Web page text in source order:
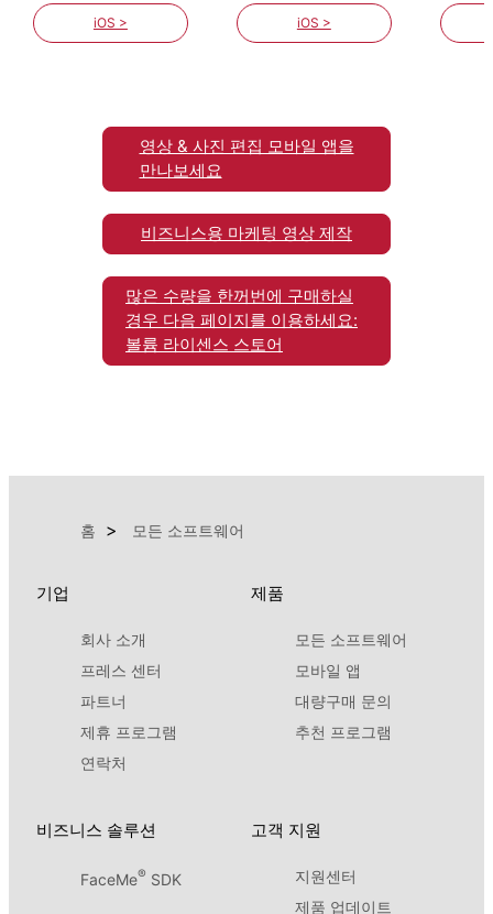
iOS > iOS >
영상 & 사진 편집 모바일 앱을
만나보세요
비즈니스용 마케팅 영상 제작
많은 수량을 한꺼번에 구매하실
경우 다음 페이지를 이용하세요:
볼륨 라이센스 스토어
홈 모든 소프트웨어
기업
회사 소개
프레스 센터
파트너
제휴 프로그램
연락처
제품
모든 소프트웨어
모바일 앱
대량구매 문의
추천 프로그램
비즈니스 솔루션
FaceMe® SDK
고객 지원
지원센터
제품 업데이트